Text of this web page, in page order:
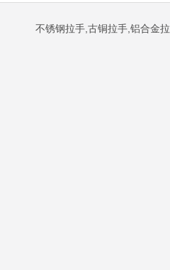
不锈钢拉手,古铜拉手,铝合金